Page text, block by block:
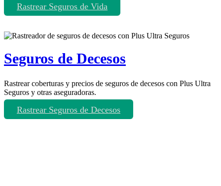
Rastrear Seguros de Vida
Seguros de Decesos
Rastrear coberturas y precios de seguros de decesos con Plus Ultra
Seguros y otras aseguradoras.
Rastrear Seguros de Decesos